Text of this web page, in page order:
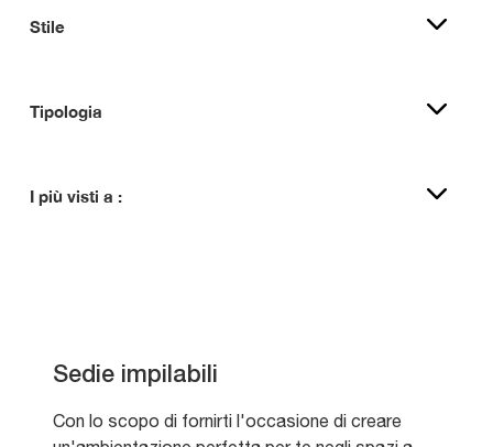
Stile
Tipologia
I più visti a :
Sedie impilabili
Con lo scopo di fornirti l'occasione di creare